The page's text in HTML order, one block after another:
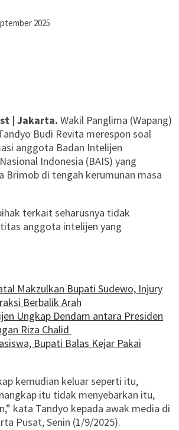
2025
| Jakarta. Wakil Panglima (Wapang)
Budi Revita merespon soal
anggota Badan Intelijen
Indonesia (BAIS) yang
Brimob di tengah kerumunan masa
terkait seharusnya tidak
anggota intelijen yang
Makzulkan Bupati Sudewo, Injury
Berbalik Arah
Ungkap Dendam antara Presiden
Riza Chalid
Bupati Balas Kejar Pakai
kemudian keluar seperti itu,
itu tidak menyebarkan itu,
kata Tandyo kepada awak media di
Pusat, Senin (1/9/2025).